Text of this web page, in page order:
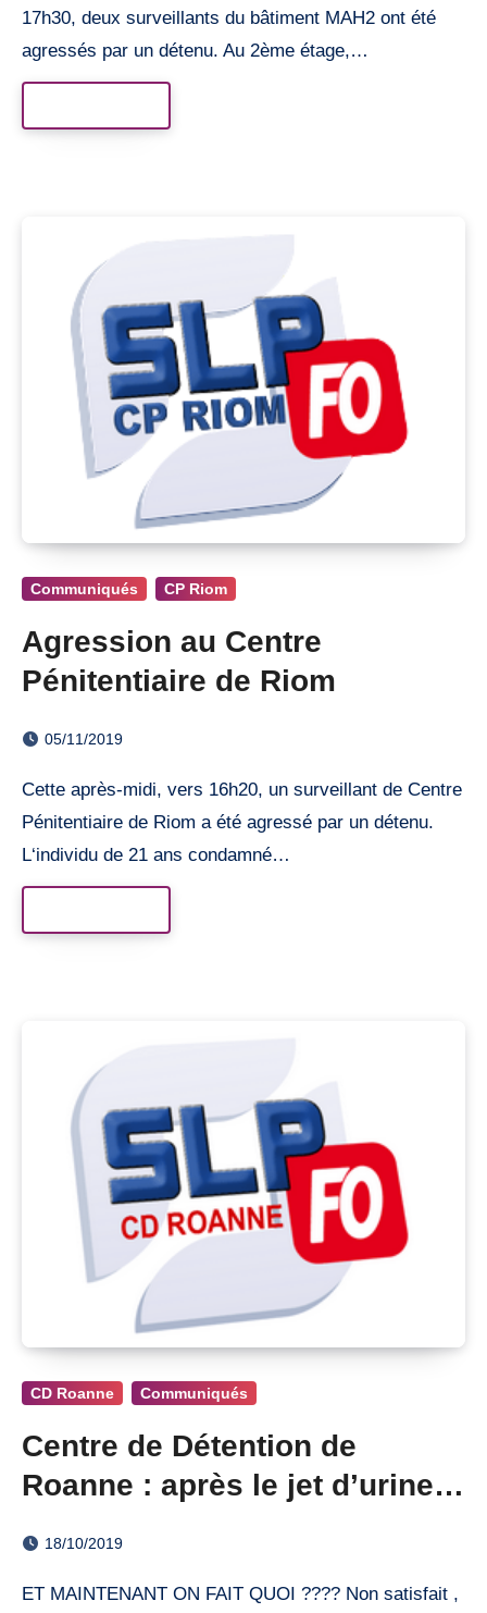
17h30, deux surveillants du bâtiment MAH2 ont été
agressés par un détenu. Au 2ème étage,…
Communiqués CP Riom
Agression au Centre
Pénitentiaire de Riom
05/11/2019
Cette après-midi, vers 16h20, un surveillant de Centre
Pénitentiaire de Riom a été agressé par un détenu.
L‘individu de 21 ans condamné…
CD Roanne Communiqués
Centre de Détention de
Roanne : après le jet d’urine,
18/10/2019
ET MAINTENANT ON FAIT QUOI ???? Non satisfait ,